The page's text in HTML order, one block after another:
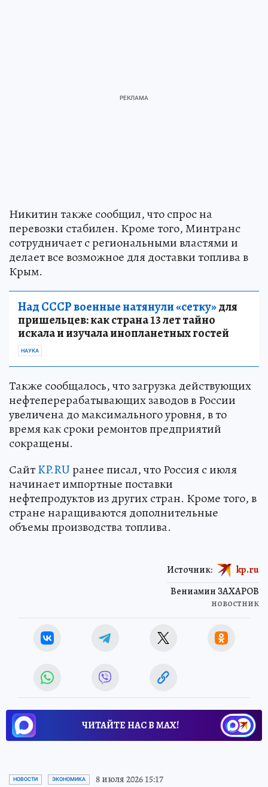
Никитин также сообщил, что спрос на
перевозки стабилен. Кроме того, Минтранс
сотрудничает с региональными властями и
делает все возможное для доставки топлива в
Крым.
Над СССР военные натянули «сетку»для
пришельцев: как страна 13 лет тайно
искала и изучала инопланетных гостей
НАУКА
Также сообщалось, что загрузка действующих
нефтеперерабатывающих заводов в России
увеличена до максимального уровня, в то
время как сроки ремонтов предприятий
сокращены.
СайтKP.RUранее писал, что Россия с июля
начинает импортные поставки
нефтепродуктов из других стран. Кроме того, в
стране наращиваются дополнительные
объемы производства топлива.
Вениамин ЗАХАРОВ
новостник
Источник: kp.ru
ЧИТАЙТЕ НАС В МАХ!
НОВОСТИ ЭКОНОМИКА 8 июля 2026 15:17